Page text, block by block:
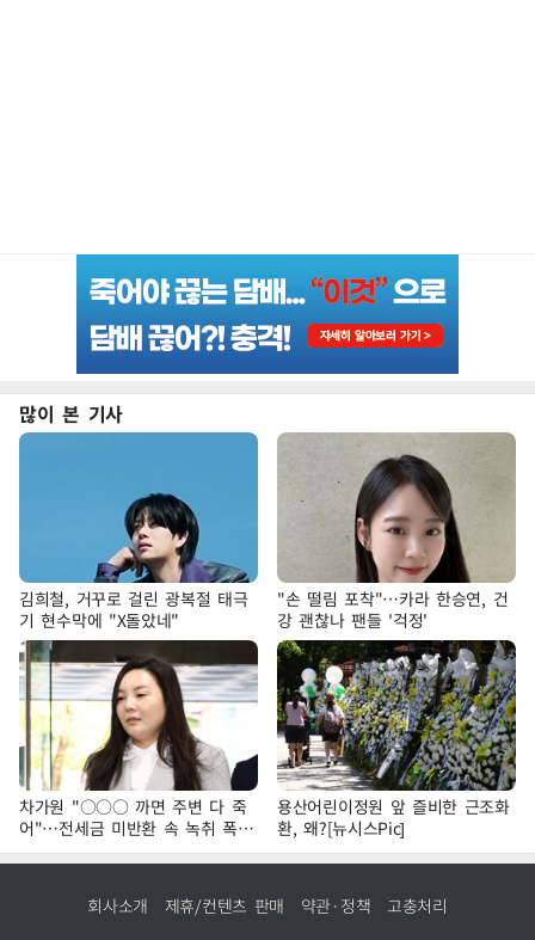
많이 본 기사
김희철, 거꾸로 걸린 광복절 태극
기 현수막에 "X돌았네"
"손 떨림 포착"…카라 한승연, 건
강 괜찮나 팬들 '걱정'
차가원 "○○○ 까면 주변 다 죽
어"…전세금 미반환 속 녹취 폭로
파장
용산어린이정원 앞 즐비한 근조화
환, 왜?[뉴시스Pic]
회사소개 제휴/컨텐츠 판매 약관·정책 고충처리